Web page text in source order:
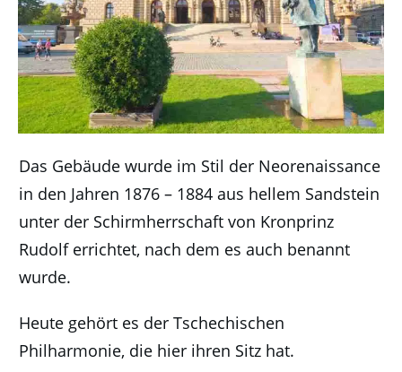
Das Gebäude wurde im Stil der Neorenaissance
in den Jahren 1876 – 1884 aus hellem Sandstein
unter der Schirmherrschaft von Kronprinz
Rudolf errichtet, nach dem es auch benannt
wurde.
Heute gehört es der Tschechischen
Philharmonie, die hier ihren Sitz hat.